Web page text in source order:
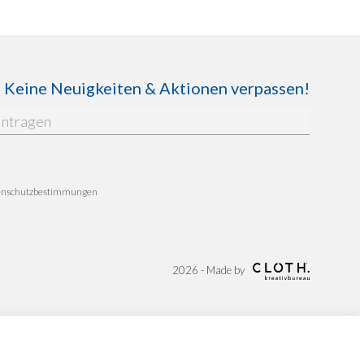
Keine Neuigkeiten & Aktionen verpassen!
2026 - Made by